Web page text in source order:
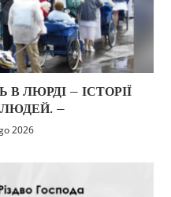
В ЛЮРДІ – ІСТОРІЇ
–
2026